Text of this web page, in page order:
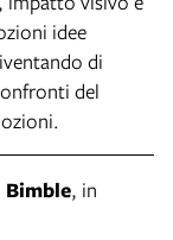
idee
di
del
Bimble, in